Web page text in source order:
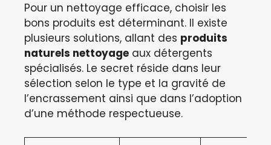
Pour un nettoyage efficace, choisir les
bons produits est déterminant. Il existe
plusieurs solutions, allant des produits
naturels nettoyage aux détergents
spécialisés. Le secret réside dans leur
sélection selon le type et la gravité de
l’encrassement ainsi que dans l’adoption
d’une méthode respectueuse.